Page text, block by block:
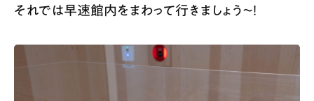
それでは早速館内をまわって行きましょう～！